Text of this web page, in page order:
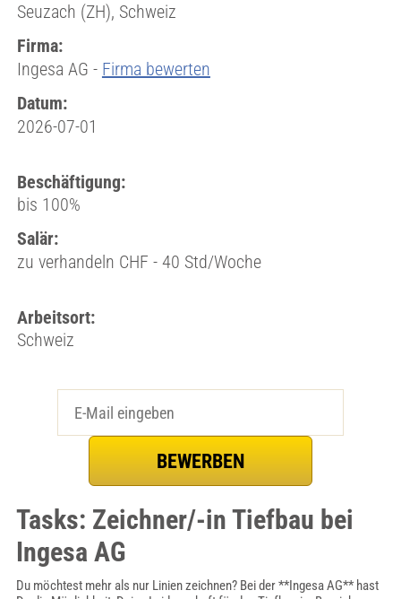
Seuzach (ZH), Schweiz
Firma:
Ingesa AG - Firma bewerten
Datum:
2026-07-01
Beschäftigung:
bis 100%
Salär:
zu verhandeln CHF - 40 Std/Woche
Arbeitsort:
Schweiz
Tasks: Zeichner/-in Tiefbau bei
Ingesa AG
Du möchtest mehr als nur Linien zeichnen? Bei der **Ingesa AG** hast